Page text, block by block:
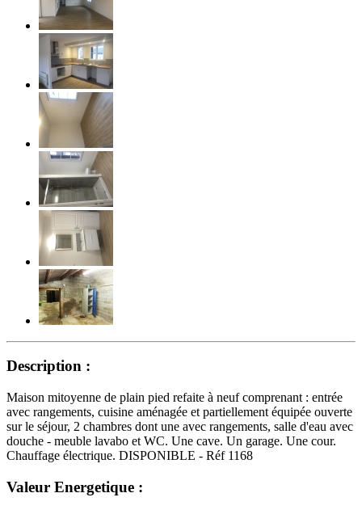
Description :
Maison mitoyenne de plain pied refaite à neuf comprenant : entrée
avec rangements, cuisine aménagée et partiellement équipée ouverte
sur le séjour, 2 chambres dont une avec rangements, salle d'eau avec
douche - meuble lavabo et WC. Une cave. Un garage. Une cour.
Chauffage électrique. DISPONIBLE - Réf 1168
Valeur Energetique :